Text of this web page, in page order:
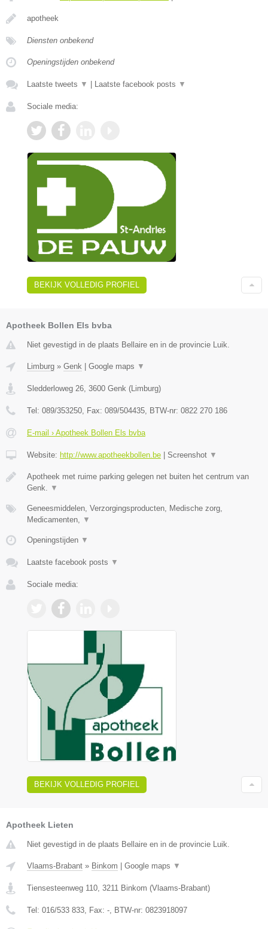
apotheek
Diensten onbekend
Openingstijden onbekend
Laatste tweets ▼ Laatste facebook posts ▼
Sociale media:
BEKIJK VOLLEDIG PROFIEL
Apotheek Bollen Els bvba
Niet gevestigd in de plaats Bellaire en in de provincie Luik.
Limburg » Genk Google maps ▼
Sledderloweg 26 3600 Genk ( Limburg)
Tel: 089/353250 , Fax: 089/504435 , BTW-nr: 0822 270 186
E-mail › Apotheek Bollen Els bvba
Website: http://www.apotheekbollen.be Screenshot ▼
Apotheek met ruime parking gelegen net buiten het centrum van
Genk.
▼
Geneesmiddelen, Verzorgingsproducten, Medische zorg,
Medicamenten,
▼
Openingstijden ▼
Laatste facebook posts ▼
Sociale media:
BEKIJK VOLLEDIG PROFIEL
Apotheek Lieten
Niet gevestigd in de plaats Bellaire en in de provincie Luik.
Vlaams-Brabant » Binkom Google maps ▼
Tiensesteenweg 110, 3211 Binkom (Vlaams-Brabant)
Tel: 016/533 833, Fax: -, BTW-nr: 0823918097